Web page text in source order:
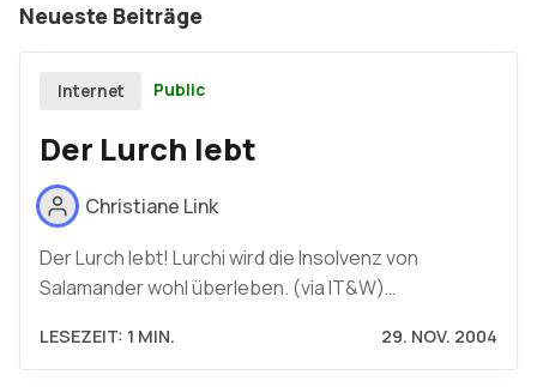
Neueste Beiträge
Internet Public
Der Lurch lebt
Christiane Link
Der Lurch lebt! Lurchi wird die Insolvenz von
Salamander wohl überleben. (via IT&W)…
LESEZEIT: 1 MIN. 29. NOV. 2004